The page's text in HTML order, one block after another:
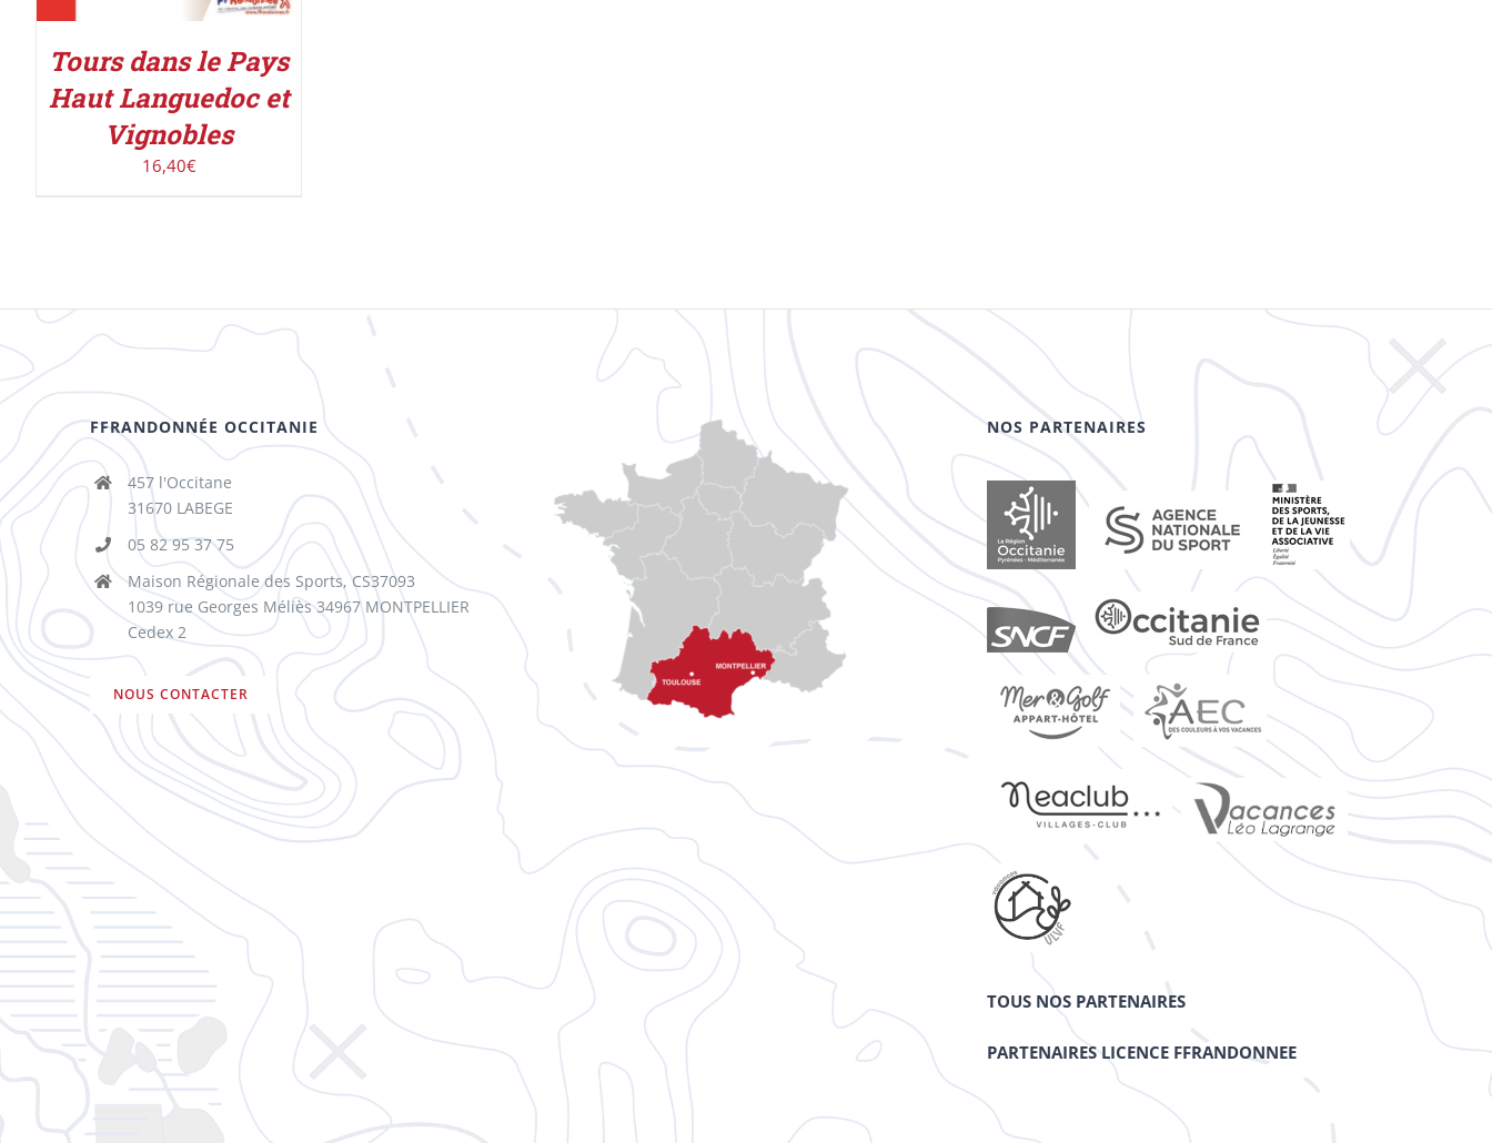
Tours dans le Pays
Haut Languedoc et
Vignobles
16,40€
FFRANDONNÉE OCCITANIE
457 l'Occitane
31670 LABEGE
05 82 95 37 75
Maison Régionale des Sports, CS37093
1039 rue Georges Méliès 34967 MONTPELLIER
Cedex 2
NOUS CONTACTER
NOS PARTENAIRES
TOUS NOS PARTENAIRES
PARTENAIRES LICENCE FFRANDONNEE